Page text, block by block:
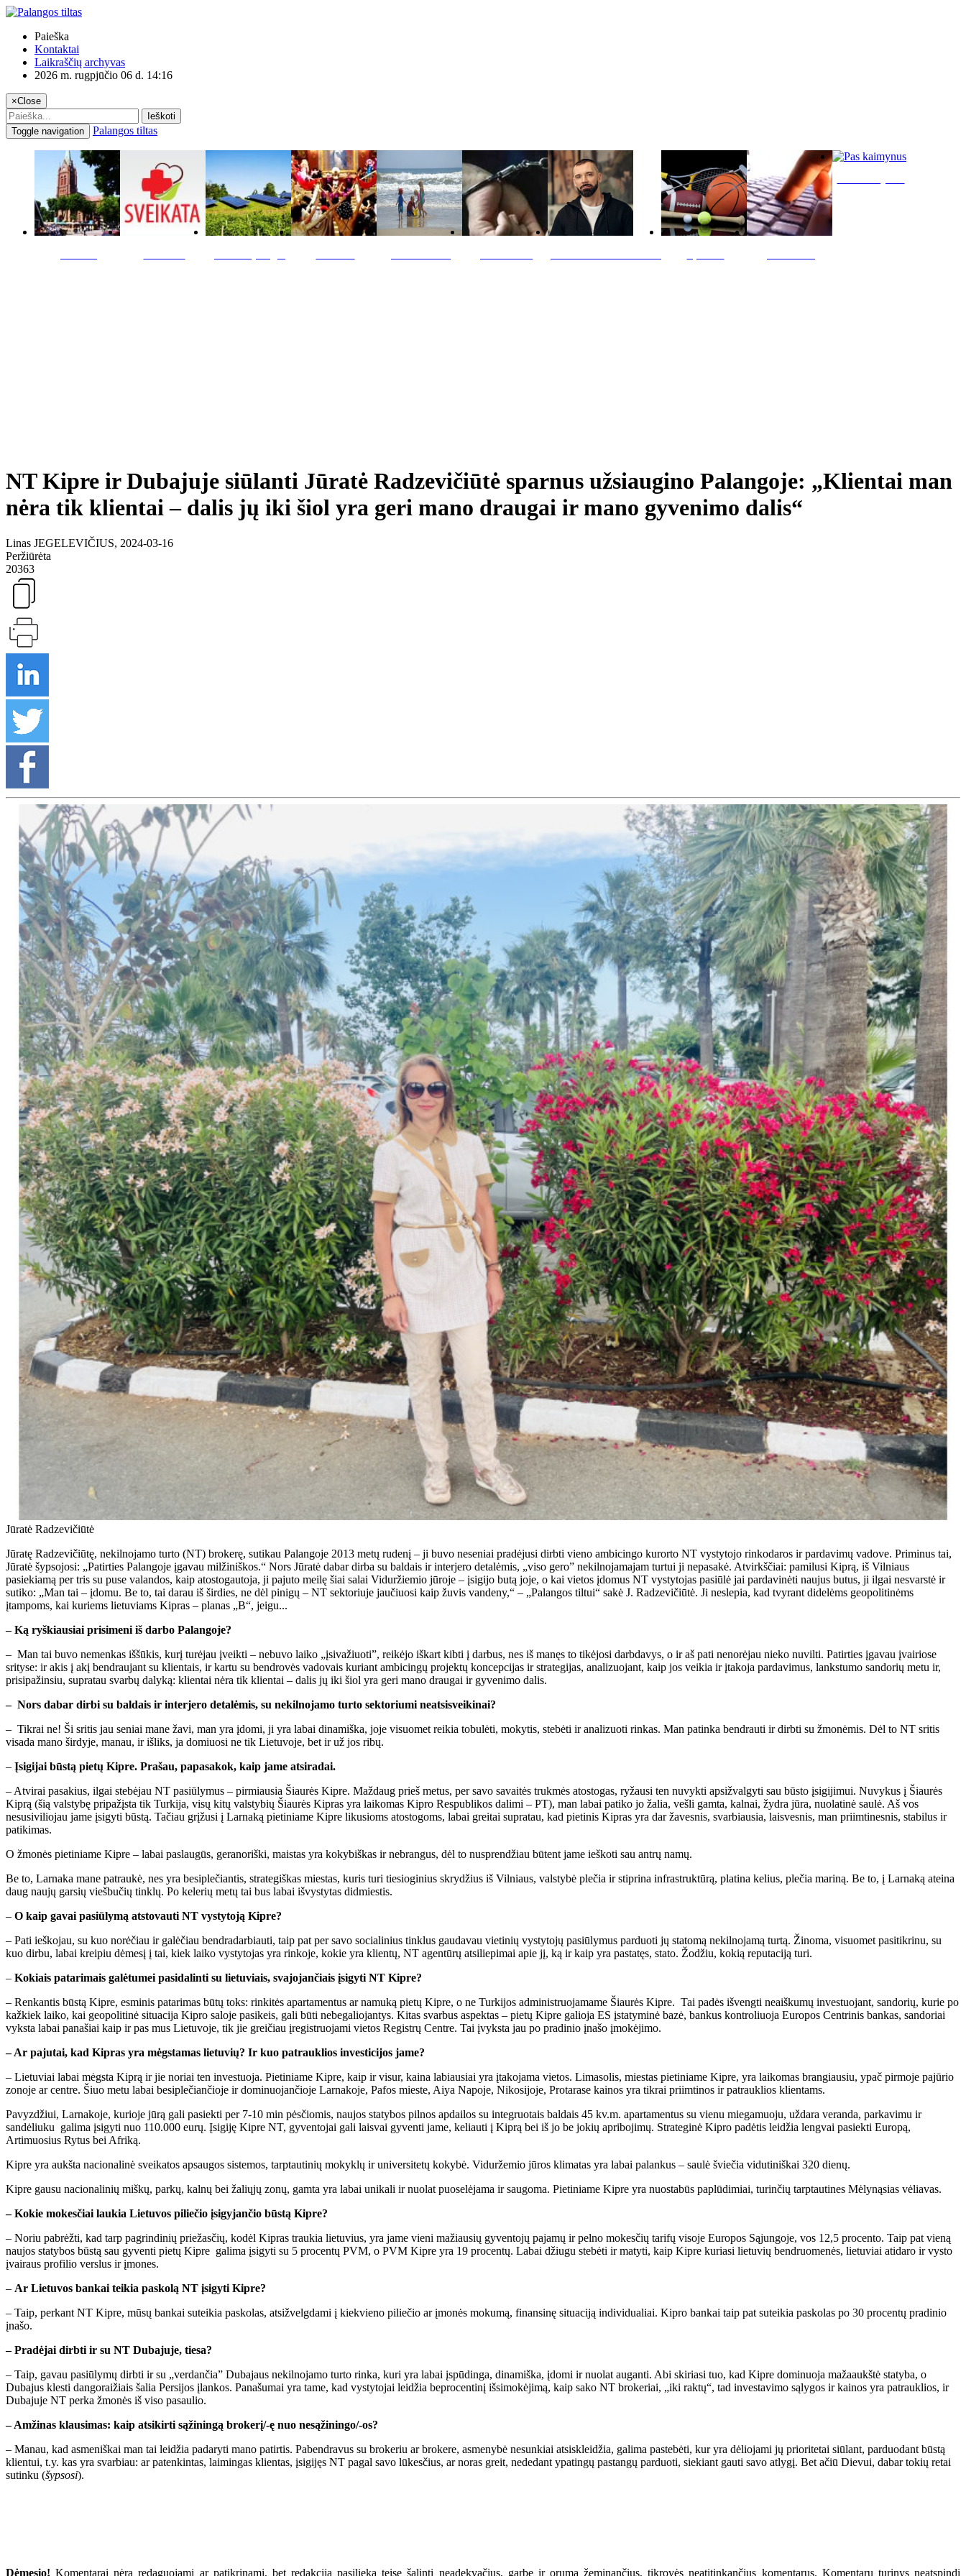
Paieška
Kontaktai
Laikraščių archyvas
2026 m. rugpjūčio 06 d. 14:16
×Close
Ieškoti
Toggle navigation
Palangos tiltas
NT Kipre ir Dubajuje siūlanti Jūratė Radzevičiūtė sparnus užsiaugino Palangoje: „Klientai man
nėra tik klientai – dalis jų iki šiol yra geri mano draugai ir mano gyvenimo dalis“
Linas JEGELEVIČIUS, 2024-03-16
Peržiūrėta
20363
Jūratė Radzevičiūtė
Jūratę Radzevičiūtę, nekilnojamo turto (NT) brokerę, sutikau Palangoje 2013 metų rudenį – ji buvo neseniai pradėjusi dirbti vieno ambicingo kurorto NT vystytojo rinkodaros ir pardavimų vadove. Priminus tai,
Jūratė šypsojosi: „Patirties Palangoje įgavau milžiniškos.“ Nors Jūratė dabar dirba su baldais ir interjero detalėmis, „viso gero” nekilnojamajam turtui ji nepasakė. Atvirkščiai: pamilusi Kiprą, iš Vilniaus
pasiekiamą per tris su puse valandos, kaip atostogautoja, ji pajuto meilę šiai salai Viduržiemio jūroje – įsigijo butą joje, o kai vietos įdomus NT vystytojas pasiūlė jai pardavinėti naujus butus, ji ilgai nesvarstė ir
sutiko: „Man tai – įdomu. Be to, tai darau iš širdies, ne dėl pinigų – NT sektoriuje jaučiuosi kaip žuvis vandeny,“ – „Palangos tiltui“ sakė J. Radzevičiūtė. Ji neslepia, kad tvyrant didelėms geopolitinėms
įtampoms, kai kuriems lietuviams Kipras – planas „B“, jeigu...
– Ką ryškiausiai prisimeni iš darbo Palangoje?
– Man tai buvo nemenkas iššūkis, kurį turėjau įveikti – nebuvo laiko „įsivažiuoti”, reikėjo iškart kibti į darbus, nes iš manęs to tikėjosi darbdavys, o ir aš pati nenorėjau nieko nuvilti. Patirties įgavau įvairiose
srityse: ir akis į akį bendraujant su klientais, ir kartu su bendrovės vadovais kuriant ambicingų projektų koncepcijas ir strategijas, analizuojant, kaip jos veikia ir įtakoja pardavimus, lankstumo sandorių metu ir,
prisipažinsiu, supratau svarbų dalyką: klientai nėra tik klientai – dalis jų iki šiol yra geri mano draugai ir gyvenimo dalis.
– Nors dabar dirbi su baldais ir interjero detalėmis, su nekilnojamo turto sektoriumi neatsisveikinai?
– Tikrai ne! Ši sritis jau seniai mane žavi, man yra įdomi, ji yra labai dinamiška, joje visuomet reikia tobulėti, mokytis, stebėti ir analizuoti rinkas. Man patinka bendrauti ir dirbti su žmonėmis. Dėl to NT sritis
visada mano širdyje, manau, ir išliks, ja domiuosi ne tik Lietuvoje, bet ir už jos ribų.
– Įsigijai būstą pietų Kipre. Prašau, papasakok, kaip jame atsiradai.
– Atvirai pasakius, ilgai stebėjau NT pasiūlymus – pirmiausia Šiaurės Kipre. Maždaug prieš metus, per savo savaitės trukmės atostogas, ryžausi ten nuvykti apsižvalgyti sau būsto įsigijimui. Nuvykus į Šiaurės
Kiprą (šią valstybę pripažįsta tik Turkija, visų kitų valstybių Šiaurės Kipras yra laikomas Kipro Respublikos dalimi – PT), man labai patiko jo žalia, vešli gamta, kalnai, žydra jūra, nuolatinė saulė. Aš vos
nesusiviliojau jame įsigyti būstą. Tačiau grįžusi į Larnaką pietiniame Kipre likusioms atostogoms, labai greitai supratau, kad pietinis Kipras yra dar žavesnis, svarbiausia, laisvesnis, man priimtinesnis, stabilus ir
patikimas.
O žmonės pietiniame Kipre – labai paslaugūs, geranoriški, maistas yra kokybiškas ir nebrangus, dėl to nusprendžiau būtent jame ieškoti sau antrų namų.
Be to, Larnaka mane patraukė, nes yra besiplečiantis, strategiškas miestas, kuris turi tiesioginius skrydžius iš Vilniaus, valstybė plečia ir stiprina infrastruktūrą, platina kelius, plečia mariną. Be to, į Larnaką ateina
daug naujų garsių viešbučių tinklų. Po kelerių metų tai bus labai išvystytas didmiestis.
– O kaip gavai pasiūlymą atstovauti NT vystytoją Kipre?
– Pati ieškojau, su kuo norėčiau ir galėčiau bendradarbiauti, taip pat per savo socialinius tinklus gaudavau vietinių vystytojų pasiūlymus parduoti jų statomą nekilnojamą turtą. Žinoma, visuomet pasitikrinu, su
kuo dirbu, labai kreipiu dėmesį į tai, kiek laiko vystytojas yra rinkoje, kokie yra klientų, NT agentūrų atsiliepimai apie jį, ką ir kaip yra pastatęs, stato. Žodžiu, kokią reputaciją turi.
– Kokiais patarimais galėtumei pasidalinti su lietuviais, svajojančiais įsigyti NT Kipre?
– Renkantis būstą Kipre, esminis patarimas būtų toks: rinkitės apartamentus ar namuką pietų Kipre, o ne Turkijos administruojamame Šiaurės Kipre. Tai padės išvengti neaiškumų investuojant, sandorių, kurie po
kažkiek laiko, kai geopolitinė situacija Kipro saloje pasikeis, gali būti nebegaliojantys. Kitas svarbus aspektas – pietų Kipre galioja ES įstatyminė bazė, bankus kontroliuoja Europos Centrinis bankas, sandoriai
vyksta labai panašiai kaip ir pas mus Lietuvoje, tik jie greičiau įregistruojami vietos Registrų Centre. Tai įvyksta jau po pradinio įnašo įmokėjimo.
– Ar pajutai, kad Kipras yra mėgstamas lietuvių? Ir kuo patrauklios investicijos jame?
– Lietuviai labai mėgsta Kiprą ir jie noriai ten investuoja. Pietiniame Kipre, kaip ir visur, kaina labiausiai yra įtakojama vietos. Limasolis, miestas pietiniame Kipre, yra laikomas brangiausiu, ypač pirmoje pajūrio
zonoje ar centre. Šiuo metu labai besiplečiančioje ir dominuojančioje Larnakoje, Pafos mieste, Aiya Napoje, Nikosijoje, Protarase kainos yra tikrai priimtinos ir patrauklios klientams.
Pavyzdžiui, Larnakoje, kurioje jūrą gali pasiekti per 7-10 min pėsčiomis, naujos statybos pilnos apdailos su integruotais baldais 45 kv.m. apartamentus su vienu miegamuoju, uždara veranda, parkavimu ir
sandėliuku galima įsigyti nuo 110.000 eurų. Įsigiję Kipre NT, gyventojai gali laisvai gyventi jame, keliauti į Kiprą bei iš jo be jokių apribojimų. Strateginė Kipro padėtis leidžia lengvai pasiekti Europą,
Artimuosius Rytus bei Afriką.
Kipre yra aukšta nacionalinė sveikatos apsaugos sistemos, tarptautinių mokyklų ir universitetų kokybė. Viduržemio jūros klimatas yra labai palankus – saulė šviečia vidutiniškai 320 dienų.
Kipre gausu nacionalinių miškų, parkų, kalnų bei žaliųjų zonų, gamta yra labai unikali ir nuolat puoselėjama ir saugoma. Pietiniame Kipre yra nuostabūs paplūdimiai, turinčių tarptautines Mėlynąsias vėliavas.
– Kokie mokesčiai laukia Lietuvos piliečio įsigyjančio būstą Kipre?
– Noriu pabrėžti, kad tarp pagrindinių priežasčių, kodėl Kipras traukia lietuvius, yra jame vieni mažiausių gyventojų pajamų ir pelno mokesčių tarifų visoje Europos Sąjungoje, vos 12,5 procento. Taip pat vieną
naujos statybos būstą sau gyventi pietų Kipre galima įsigyti su 5 procentų PVM, o PVM Kipre yra 19 procentų. Labai džiugu stebėti ir matyti, kaip Kipre kuriasi lietuvių bendruomenės, lietuviai atidaro ir vysto
įvairaus profilio verslus ir įmones.
– Ar Lietuvos bankai teikia paskolą NT įsigyti Kipre?
– Taip, perkant NT Kipre, mūsų bankai suteikia paskolas, atsižvelgdami į kiekvieno piliečio ar įmonės mokumą, finansinę situaciją individualiai. Kipro bankai taip pat suteikia paskolas po 30 procentų pradinio
įnašo.
– Pradėjai dirbti ir su NT Dubajuje, tiesa?
– Taip, gavau pasiūlymų dirbti ir su „verdančia” Dubajaus nekilnojamo turto rinka, kuri yra labai įspūdinga, dinamiška, įdomi ir nuolat auganti. Abi skiriasi tuo, kad Kipre dominuoja mažaaukštė statyba, o
Dubajus klesti dangoraižiais šalia Persijos įlankos. Panašumai yra tame, kad vystytojai leidžia beprocentinį išsimokėjimą, kaip sako NT brokeriai, „iki raktų“, tad investavimo sąlygos ir kainos yra patrauklios, ir
Dubajuje NT perka žmonės iš viso pasaulio.
– Amžinas klausimas: kaip atsikirti sąžiningą brokerį/-ę nuo nesąžiningo/-os?
– Manau, kad asmeniškai man tai leidžia padaryti mano patirtis. Pabendravus su brokeriu ar brokere, asmenybė nesunkiai atsiskleidžia, galima pastebėti, kur yra dėliojami jų prioritetai siūlant, parduodant būstą
klientui, t.y. kas yra svarbiau: ar patenkintas, laimingas klientas, įsigijęs NT pagal savo lūkesčius, ar noras greit, nededant ypatingų pastangų parduoti, siekiant gauti savo atlygį. Bet ačiū Dievui, dabar tokių retai
sutinku (šypsosi).
Dėmesio! Komentarai nėra redaguojami ar patikrinami, bet redakcija pasilieka teisę šalinti neadekvačius, garbę ir orumą žeminančius, tikrovės neatitinkančius komentarus. Komentarų turinys neatspindi